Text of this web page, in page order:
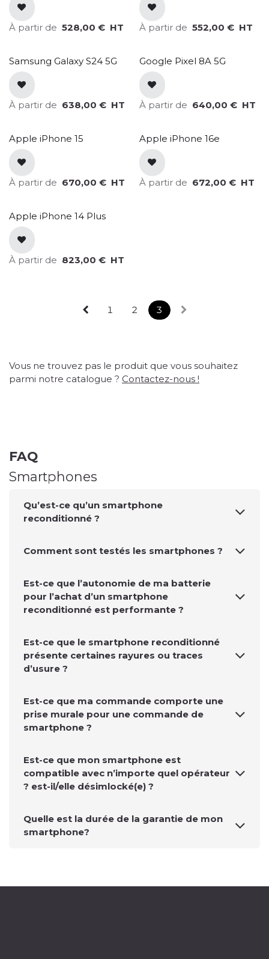
À partir de 528,00 € HT À partir de 552,00 € HT
Samsung Galaxy S24 5G
À partir de 638,00 € HT
Google Pixel 8A 5G
À partir de 640,00 € HT
Apple iPhone 15
À partir de 670,00 € HT
Apple iPhone 16e
À partir de 672,00 € HT
Apple iPhone 14 Plus
À partir de 823,00 € HT
1 2 3
Vous ne trouvez pas le produit que vous souhaitez
parmi notre catalogue ? Contactez-nous !
FAQ
Smartphones
Qu’est-ce qu’un smartphone
reconditionné ?
Comment sont testés les smartphones ?
Est-ce que l’autonomie de ma batterie
pour l’achat d’un smartphone
reconditionné est performante ?
Est-ce que le smartphone reconditionné
présente certaines rayures ou traces
d’usure ?
Est-ce que ma commande comporte une
prise murale pour une commande de
smartphone ?
Est-ce que mon smartphone est
compatible avec n’importe quel opérateur
? est-il/elle désimlocké(e) ?
Quelle est la durée de la garantie de mon
smartphone?